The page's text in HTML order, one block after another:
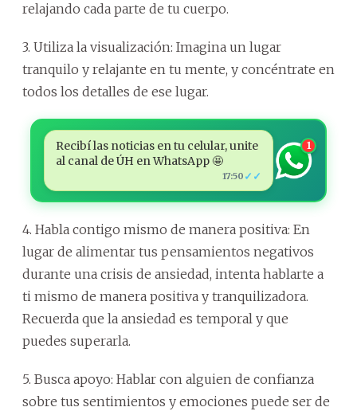
relajando cada parte de tu cuerpo.
3. Utiliza la visualización: Imagina un lugar
tranquilo y relajante en tu mente, y concéntrate en
todos los detalles de ese lugar.
Recibí las noticias en tu celular, unite
al canal de ÚH en WhatsApp 🤩
17:50 ✓✓
1
4. Habla contigo mismo de manera positiva: En
lugar de alimentar tus pensamientos negativos
durante una crisis de ansiedad, intenta hablarte a
ti mismo de manera positiva y tranquilizadora.
Recuerda que la ansiedad es temporal y que
puedes superarla.
5. Busca apoyo: Hablar con alguien de confianza
sobre tus sentimientos y emociones puede ser de